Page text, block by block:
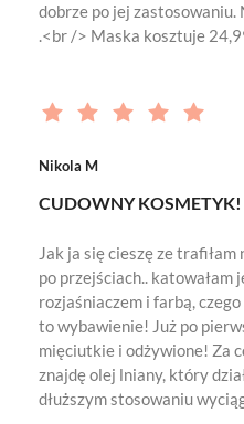
dobrze po jej zastosowaniu.
.<br /> Maska kosztuje
Nikola M
CUDOWNY KOSMETYK!
Jak ja się cieszę ze
po przejściach.. katowałam
rozjaśniaczem i farbą,
to wybawienie! Już po
mięciutkie i odżywione! Za
znajdę olej lniany, który
dłuższym stosowaniu